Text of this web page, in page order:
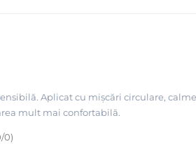
Aplicat cu mișcări circulare,
mult mai confortabilă.
/0)